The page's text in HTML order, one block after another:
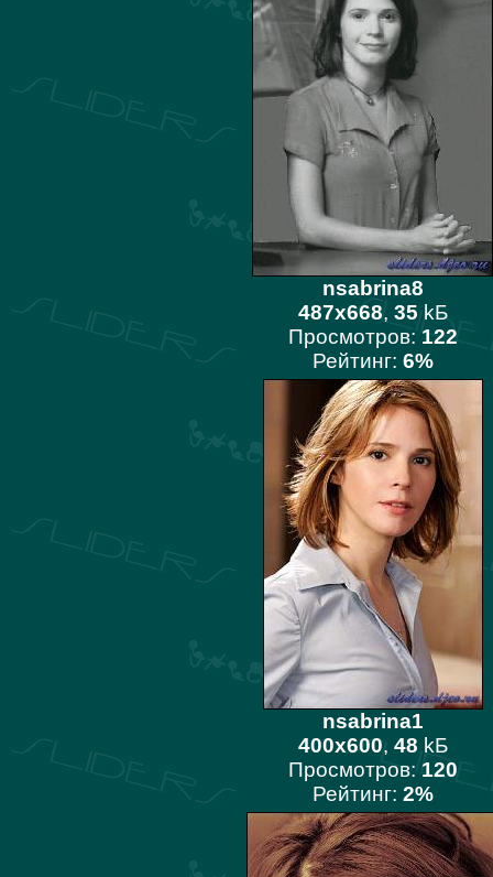
nsabrina8
487x668, 35 kБ
Просмотров: 122
Рейтинг: 6%
nsabrina1
400x600, 48 kБ
Просмотров: 120
Рейтинг: 2%